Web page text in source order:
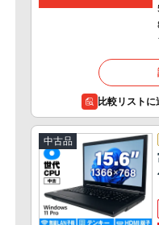
比較リストに
中古品